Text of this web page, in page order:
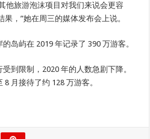
他旅游泡沫项目对我们来说会更容
，”她在周三的媒体发布会上说。
岛屿在 2019 年记录了 390 万游客。
到限制，2020 年的人数急剧下降。
月接待了约 128 万游客。